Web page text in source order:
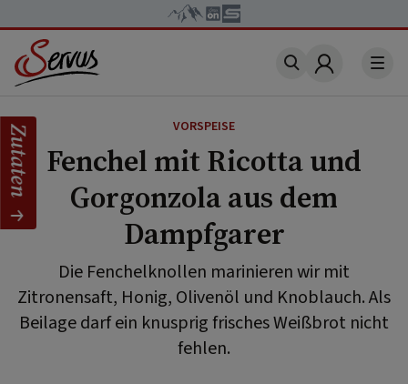
Account
VORSPEISE
Fenchel mit Ricotta und
Gorgonzola aus dem
Dampfgarer
Die Fenchelknollen marinieren wir mit
Zitronensaft, Honig, Olivenöl und Knoblauch. Als
Beilage darf ein knusprig frisches Weißbrot nicht
fehlen.
Zutaten